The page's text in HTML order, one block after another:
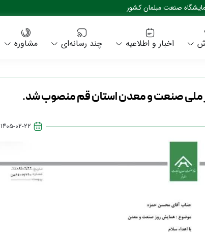
اخبار و اطلاعیه چند رسانه‌ای مشاوره
ملی صنعت و معدن استان قم منصوب شد.
۱۴۰۵-۰۲-۲۲